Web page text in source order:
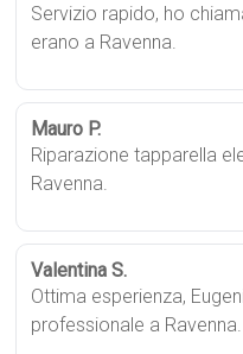
Servizio rapido, ho
erano a Ravenna.
Mauro P.
Riparazione tapparella
Ravenna.
Valentina S.
Ottima esperienza,
professionale a Ravenna.